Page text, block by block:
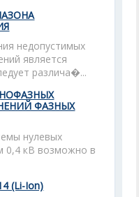
недопустимых
является
различа�...
ФАЗНЫХ
нулевых
0,4 кВ возможно в
(Li-Ion)